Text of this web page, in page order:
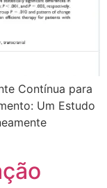
Contínua para
Um Estudo